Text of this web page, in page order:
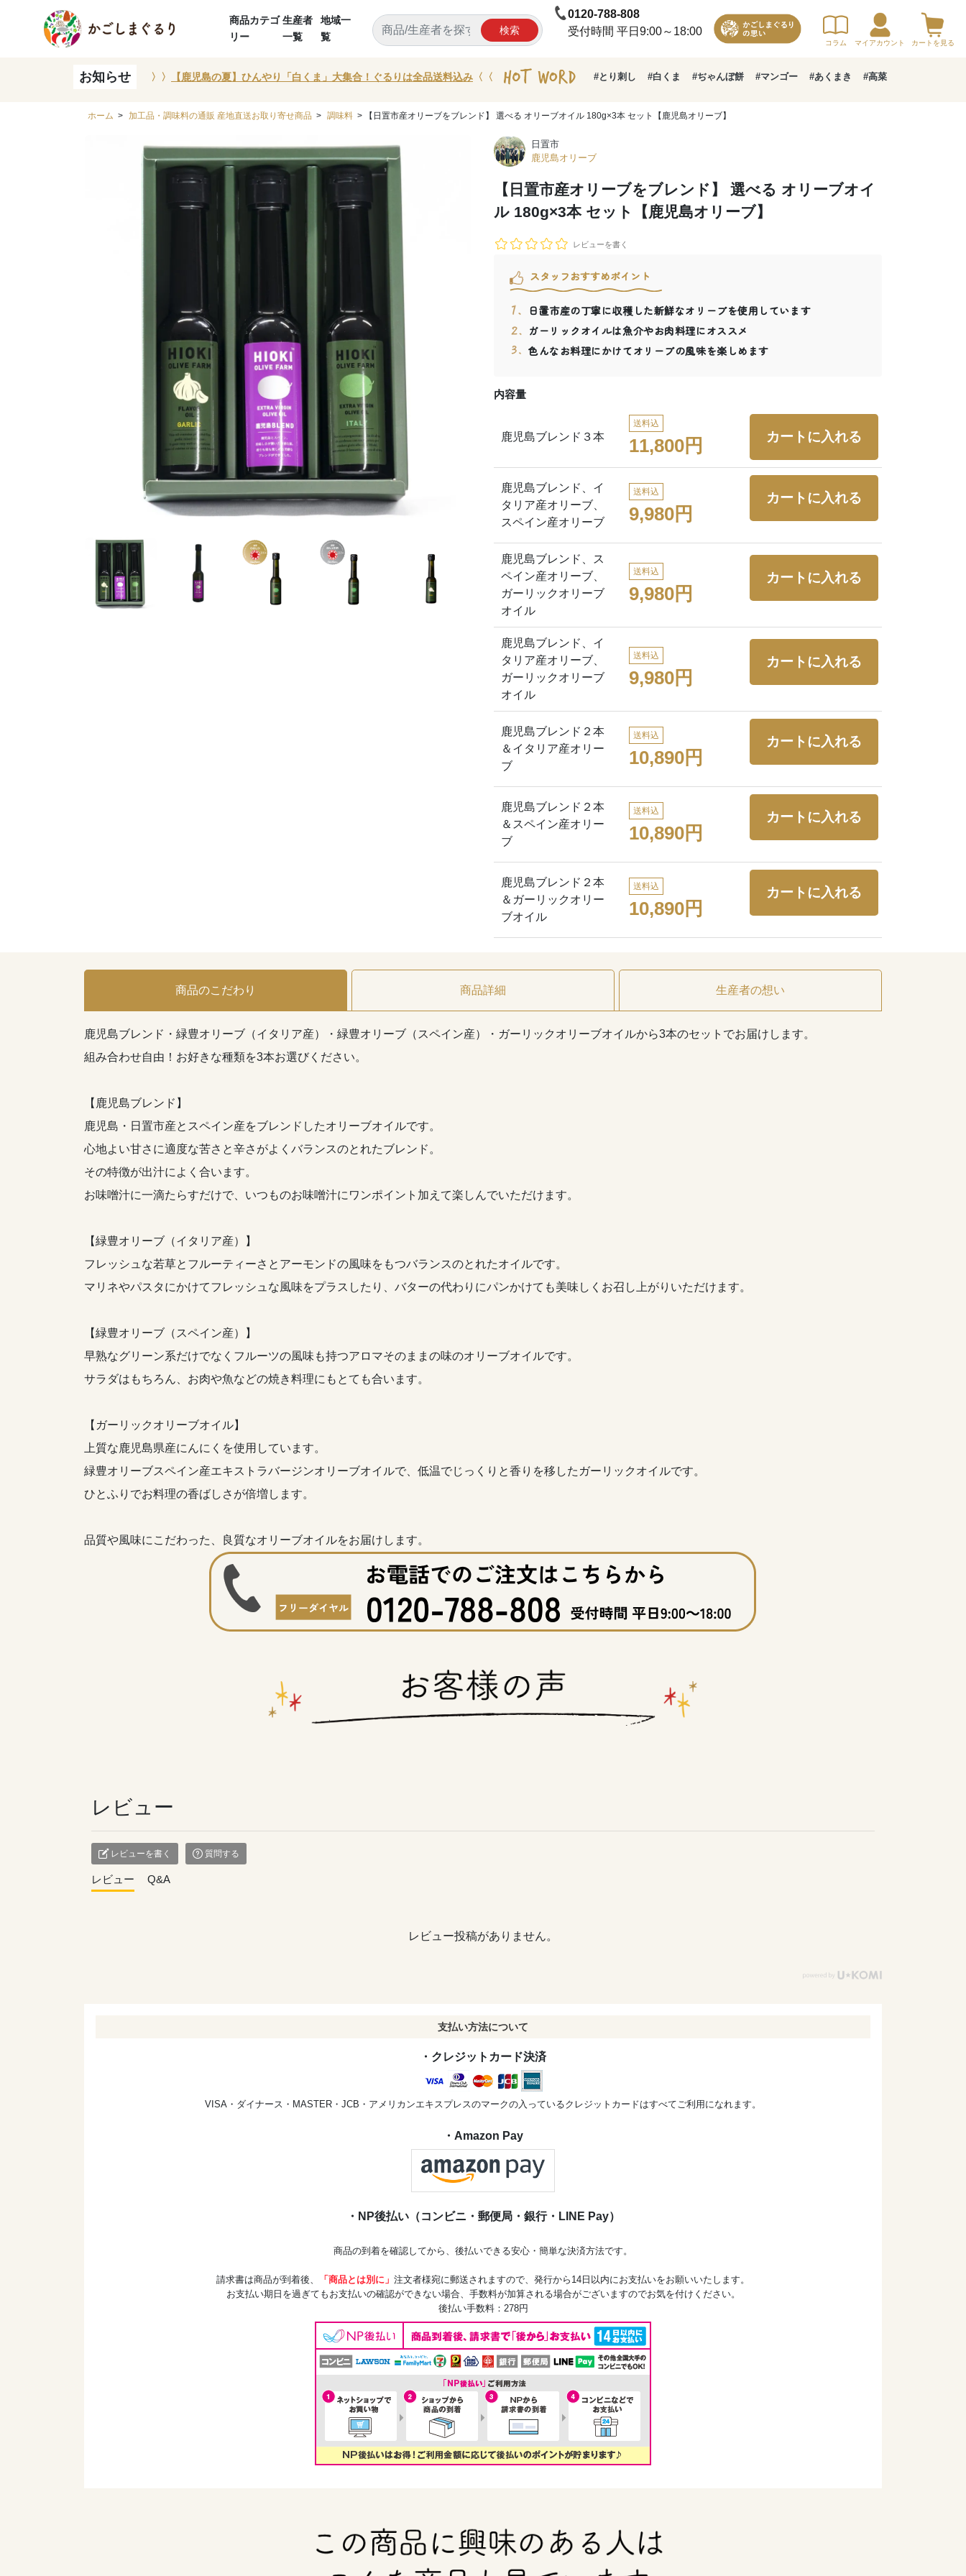
商品カテゴ
リー
生産者
一覧
地域一
覧
検索
0120-788-808
受付時間 平日9:00～18:00
コラム マイアカウント カートを見る
お知らせ 〉〉 【鹿児島の夏】ひんやり「白くま」大集合！ぐるりは全品送料込み 〈〈 #とり刺し #白くま #ぢゃんぼ餅 #マンゴー #あくまき #高菜
ホーム > 加工品・調味料の通販 産地直送お取り寄せ商品 > 調味料 > 【日置市産オリーブをブレンド】 選べる オリーブオイル 180g×3本 セット【鹿児島オリーブ】
日置市
鹿児島オリーブ
【日置市産オリーブをブレンド】 選べる オリーブオイ
ル 180g×3本 セット【鹿児島オリーブ】
レビューを書く
スタッフおすすめポイント
日置市産の丁寧に収穫した新鮮なオリーブを使用しています
ガーリックオイルは魚介やお肉料理にオススメ
色んなお料理にかけてオリーブの風味を楽しめます
内容量
鹿児島ブレンド３本
送料込
11,800円
鹿児島ブレンド、イ
タリア産オリーブ、
スペイン産オリーブ
送料込
9,980円
鹿児島ブレンド、ス
ペイン産オリーブ、
ガーリックオリーブ
オイル
送料込
9,980円
鹿児島ブレンド、イ
タリア産オリーブ、
ガーリックオリーブ
オイル
送料込
9,980円
鹿児島ブレンド２本
＆イタリア産オリー
ブ
送料込
10,890円
鹿児島ブレンド２本
＆スペイン産オリー
ブ
送料込
10,890円
鹿児島ブレンド２本
＆ガーリックオリー
ブオイル
送料込
10,890円
商品のこだわり 商品詳細 生産者の想い
鹿児島ブレンド・緑豊オリーブ（イタリア産）・緑豊オリーブ（スペイン産）・ガーリックオリーブオイルから3本のセットでお届けします。
組み合わせ自由！お好きな種類を3本お選びください。
【鹿児島ブレンド】
鹿児島・日置市産とスペイン産をブレンドしたオリーブオイルです。
心地よい甘さに適度な苦さと辛さがよくバランスのとれたブレンド。
その特徴が出汁によく合います。
お味噌汁に一滴たらすだけで、いつものお味噌汁にワンポイント加えて楽しんでいただけます。
【緑豊オリーブ（イタリア産）】
フレッシュな若草とフルーティーさとアーモンドの風味をもつバランスのとれたオイルです。
マリネやパスタにかけてフレッシュな風味をプラスしたり、バターの代わりにパンかけても美味しくお召し上がりいただけます。
【緑豊オリーブ（スペイン産）】
早熟なグリーン系だけでなくフルーツの風味も持つアロマそのままの味のオリーブオイルです。
サラダはもちろん、お肉や魚などの焼き料理にもとても合います。
【ガーリックオリーブオイル】
上質な鹿児島県産にんにくを使用しています。
緑豊オリーブスペイン産エキストラバージンオリーブオイルで、低温でじっくりと香りを移したガーリックオイルです。
ひとふりでお料理の香ばしさが倍増します。
品質や風味にこだわった、良質なオリーブオイルをお届けします。
レビュー
レビューを書く 質問する
レビュー Q&A
レビュー投稿がありません。
支払い方法について
・クレジットカード決済
VISA・ダイナース・MASTER・JCB・アメリカンエキスプレスのマークの入っているクレジットカードはすべてご利用になれます。
・Amazon Pay
・NP後払い（コンビニ・郵便局・銀行・LINE Pay）
商品の到着を確認してから、後払いできる安心・簡単な決済方法です。
請求書は商品が到着後、 「商品とは別に」 注文者様宛に郵送されますので、発行から14日以内にお支払いをお願いいたします。
お支払い期日を過ぎてもお支払いの確認ができない場合、手数料が加算される場合がございますのでお気を付けください。
後払い手数料：278円